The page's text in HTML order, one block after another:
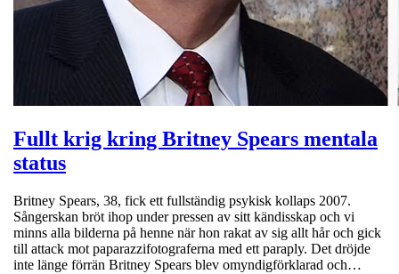
Fullt krig kring Britney Spears mentala
status
Britney Spears, 38, fick ett fullständig psykisk kollaps 2007.
Sångerskan bröt ihop under pressen av sitt kändisskap och vi
minns alla bilderna på henne när hon rakat av sig allt hår och gick
till attack mot paparazzifotograferna med ett paraply. Det dröjde
inte länge förrän Britney Spears blev omyndigförklarad och…